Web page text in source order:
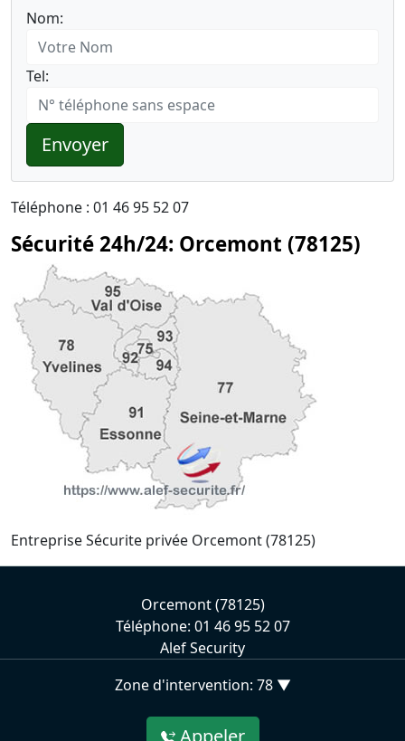
Nom:
Tel:
Envoyer
Téléphone : 01 46 95 52 07
Sécurité 24h/24: Orcemont (78125)
Entreprise Sécurite privée Orcemont (78125)
Orcemont (78125)
Téléphone: 01 46 95 52 07
Alef Security
Zone d'intervention: 78 ▼
Appeler